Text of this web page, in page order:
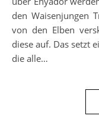
den Waisenjungen
von den Elben
diese auf. Das setzt
die alle…